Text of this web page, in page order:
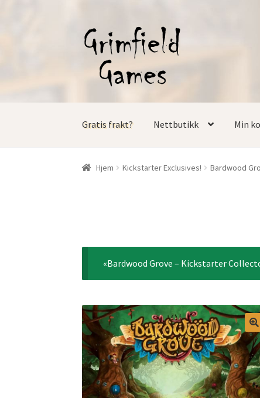
Hopp
til
navigasjon
Hopp
til
innhold
Gratis frakt? Nettbutikk Min
Hjem Kickstarter Exclusives! Bardwood
«Bardwood Grove – Kickstarter